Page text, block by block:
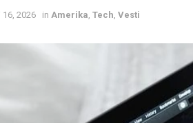
16, 2026 in Amerika Tech Vesti